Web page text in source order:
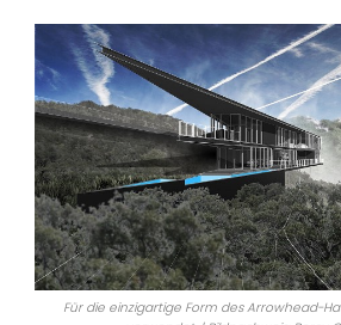
Für die einzigartige Form des Arrowhead-